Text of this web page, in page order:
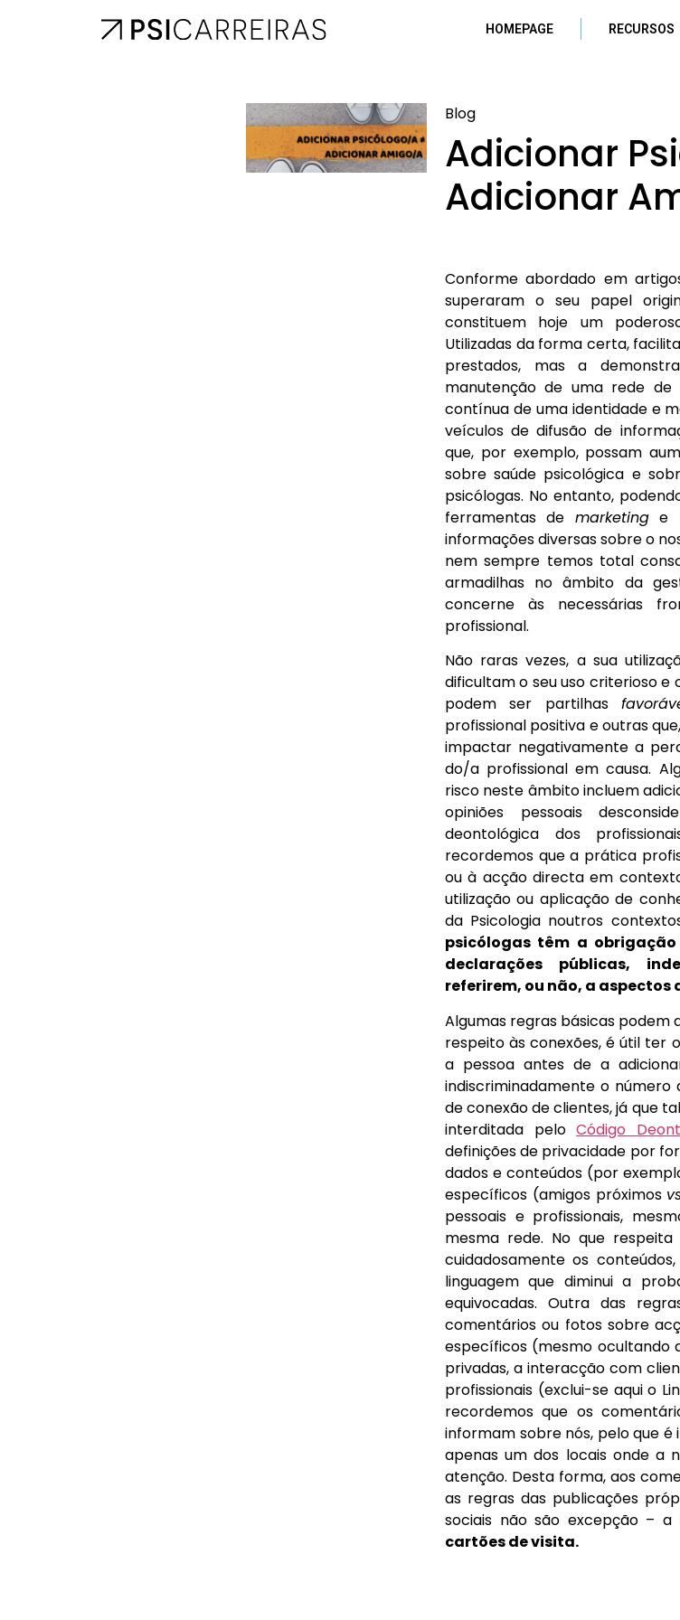
HOMEPAGE RECURSOS
Blog
Adicionar
Adicionar
Conforme abordado em
superaram o seu papel
constituem hoje um
Utilizadas da forma certa,
prestados, mas a
manutenção de uma rede
contínua de uma identidade e
veículos de difusão de
que, por exemplo, possam
sobre saúde psicológica e
psicólogas. No entanto,
ferramentas de marketinge
informações diversas sobre o
nem sempre temos total
armadilhas no âmbito da
concerne às necessárias
profissional.
Não raras vezes, a sua
dificultam o seu uso criterioso
podem ser partilhas
profissional positiva e outras
impactar negativamente a
do/a profissional em causa.
risco neste âmbito incluem
opiniões pessoais
deontológica dos
recordemos que a prática
ou à acção directa em
utilização ou aplicação de
da Psicologia noutros
psicólogas têm a
declarações públicas,
referirem, ou não, a
Algumas regras básicas podem
respeito às conexões, é útil ter
a pessoa antes de a
indiscriminadamente o
de conexão de clientes, já que
interditada peloCódigo
definições de privacidade por
dados e conteúdos (por
específicos (amigos próximos
pessoais e profissionais,
mesma rede. No que
cuidadosamente os
linguagem que diminui a
equivocadas. Outra das
comentários ou fotos sobre
específicos (mesmo ocultando
privadas, a interacção com
profissionais (exclui-se aqui o
recordemos que os
informam sobre nós, pelo que
apenas um dos locais onde a
atenção. Desta forma, aos
as regras das publicações
sociais não são excepção – a
cartões de visita.